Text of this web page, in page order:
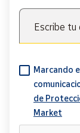
Escribe tu
Marcando
de
Market